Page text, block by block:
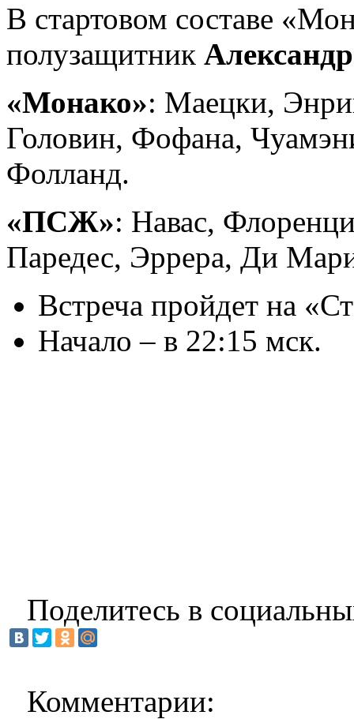
В стартовом составе
полузащитник
«Монако»: Маецки,
Головин, Фофана,
Фолланд.
«ПСЖ»: Навас,
Паредес, Эррера, Ди
Встреча пройдет на
Начало – в 22:15 мск.
Поделитесь в
Комментарии: